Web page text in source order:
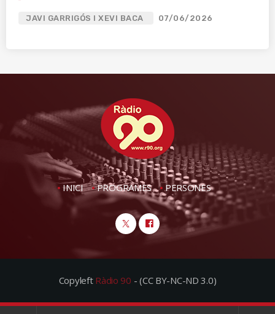
JAVI GARRIGÓS I XEVI BACA 07/06/2026
INICI PROGRAMES PERSONES
Copyleft Ràdio 90 - (CC BY-NC-ND 3.0)